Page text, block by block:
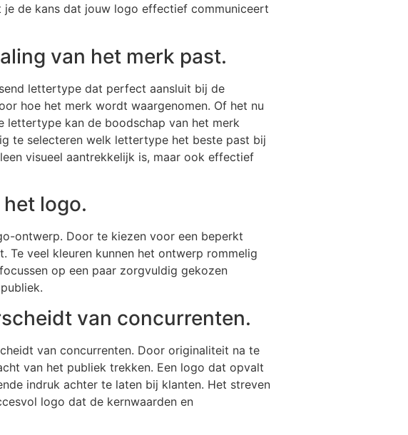
de kans dat jouw logo effectief communiceert
van het merk past.
lettertype dat perfect aansluit bij de
hoe het merk wordt waargenomen. Of het nu
lettertype kan de boodschap van het merk
te selecteren welk lettertype het beste past bij
visueel aantrekkelijk is, maar ook effectief
logo.
ontwerp. Door te kiezen voor een beperkt
Te veel kleuren kunnen het ontwerp rommelig
op een paar zorgvuldig gekozen
van concurrenten.
van concurrenten. Door originaliteit na te
van het publiek trekken. Een logo dat opvalt
indruk achter te laten bij klanten. Het streven
logo dat de kernwaarden en